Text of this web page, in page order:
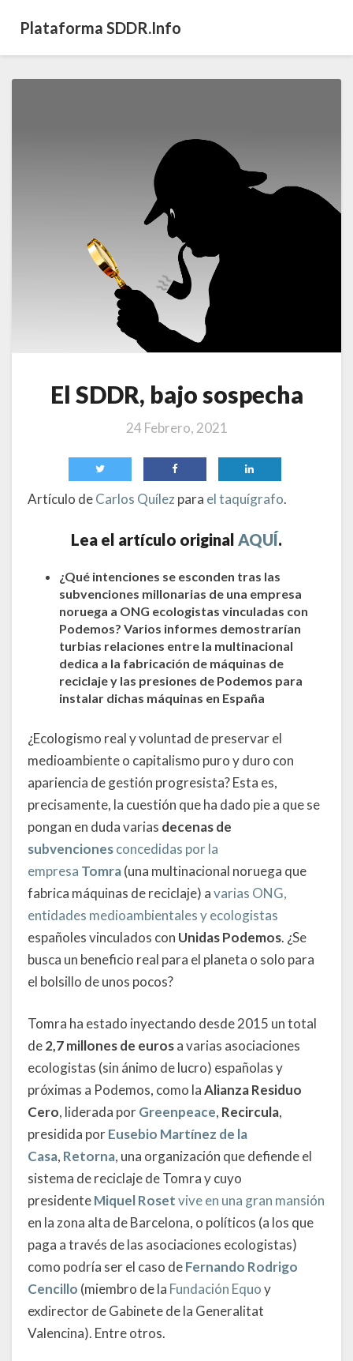
Plataforma SDDR.info
El SDDR, bajo sospecha
24 Febrero, 2021
Artículo deCarlos Quílezpara el taquígrafo.
Lea el artículo original AQUÍ.
¿Qué intenciones se esconden tras las
subvenciones millonarias de una empresa
noruega a ONG ecologistas vinculadas con
Podemos? Varios informes demostrarían
turbias relaciones entre la multinacional
dedica a la fabricación de máquinas de
reciclaje y las presiones de Podemos para
instalar dichas máquinas en España
¿Ecologismo real y voluntad de preservar el
medioambiente o capitalismo puro y duro con
apariencia de gestión progresista? Esta es,
precisamente, la cuestión que ha dado pie a que se
pongan en duda varias decenas de
subvencionesconcedidas por la
empresa Tomra(una multinacional noruega que
fabrica máquinas de reciclaje) avarias ONG,
entidades medioambientales y ecologistas
españoles vinculados con Unidas Podemos. ¿Se
busca un beneficio real para el planeta o solo para
el bolsillo de unos pocos?
Tomra ha estado inyectando desde 2015 un total
de2,7 millones de eurosa varias asociaciones
ecologistas (sin ánimo de lucro) españolas y
próximas a Podemos, como laAlianza Residuo
Cero, liderada porGreenpeace, Recircula,
presidida porEusebio Martínez de la
Casa, Retorna, una organización que defiende el
sistema de reciclaje de Tomra y cuyo
presidenteMiquel Rosetvive en una gran mansión
en la zona alta de Barcelona, o políticos (a los que
paga a través de las asociaciones ecologistas)
como podría ser el caso deFernando Rodrigo
Cencillo (miembro de la Fundación Equoy
exdirector de Gabinete de la Generalitat
Valencina). Entre otros.